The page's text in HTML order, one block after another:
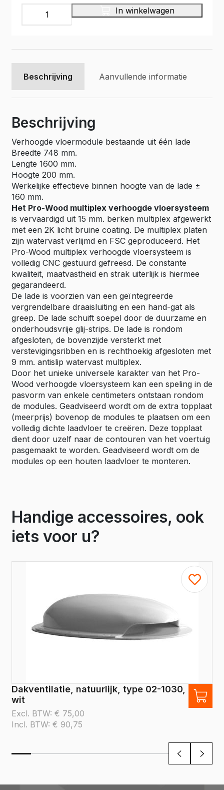
Multiplex
bodemlade
Wood
type
L29
In winkelwagen
Beschrijving Aanvullende informatie
Beschrijving
Verhoogde vloermodule bestaande uit één lade
Breedte 748 mm.
Lengte 1600 mm.
Hoogte 200 mm.
Werkelijke effectieve binnen hoogte van de lade ±
160 mm.
Het Pro-Wood multiplex verhoogde vloersysteem
is vervaardigd uit 15 mm. berken multiplex afgewerkt
met een 2K licht bruine coating. De multiplex platen
zijn watervast verlijmd en FSC geproduceerd. Het
Pro-Wood multiplex verhoogde vloersysteem is
volledig CNC gestuurd gefreesd. De constante
kwaliteit, maatvastheid en strak uiterlijk is hiermee
gegarandeerd.
De lade is voorzien van een geïntegreerde
vergrendelbare draaisluiting en een hand-gat als
greep. De lade schuift soepel door de duurzame en
onderhoudsvrije glij-strips. De lade is rondom
afgesloten, de bovenzijde versterkt met
verstevigingsribben en is rechthoekig afgesloten met
9 mm. antislip watervast multiplex.
Door het unieke universele karakter van het Pro-
Wood verhoogde vloersysteem kan een speling in de
pasvorm van enkele centimeters ontstaan rondom
de modules. Geadviseerd wordt om de extra topplaat
(meerprijs) bovenop de modules te plaatsen om een
volledig dichte laadvloer te creëren. Deze topplaat
dient door uzelf naar de contouren van het voertuig
pasgemaakt te worden. Geadviseerd wordt om de
modules op een houten laadvloer te monteren.
Handige accessoires, ook
iets voor u?
Dakventilatie, natuurlijk, type 02-1030,
wit
Excl. BTW: € 75,00
Incl. BTW: € 90,75